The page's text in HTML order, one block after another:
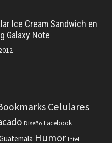
Ice Cream Sandwich en
Galaxy Note
Celulares
Diseño Facebook
Humor Intel